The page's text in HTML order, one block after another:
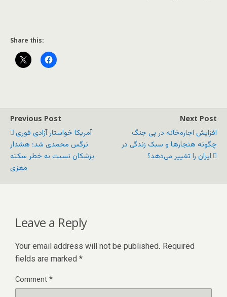
Share this:
Previous Post
آمریکا خواستار آزادی فوری
نرگس محمدی شد؛ هشدار
پزشکان نسبت به خطر سکته
مغزی
Next Post
افزایش اجاره‌خانه در پی جنگ
چگونه هنجارها و سبک زندگی در
ایران را تغییر می‌دهد؟
Leave a Reply
Your email address will not be published. Required
fields are marked *
Comment*